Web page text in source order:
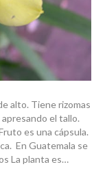
alto. Tiene rizomas
el tallo.
es una cápsula.
En Guatemala se
La planta es…